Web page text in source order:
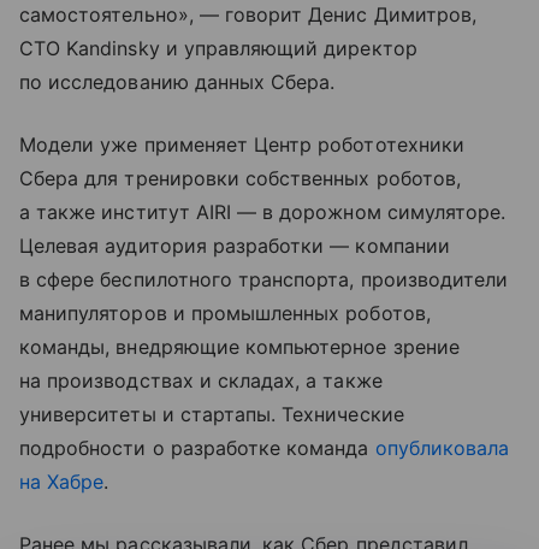
самостоятельно», — говорит Денис Димитров,
CTO Kandinsky и управляющий директор
по исследованию данных Сбера.
Модели уже применяет Центр робототехники
Сбера для тренировки собственных роботов,
а также институт AIRI — в дорожном симуляторе.
Целевая аудитория разработки — компании
в сфере беспилотного транспорта, производители
манипуляторов и промышленных роботов,
команды, внедряющие компьютерное зрение
на производствах и складах, а также
университеты и стартапы. Технические
подробности о разработке команда опубликовала
на Хабре.
Ранее мы рассказывали, как Сбер представил